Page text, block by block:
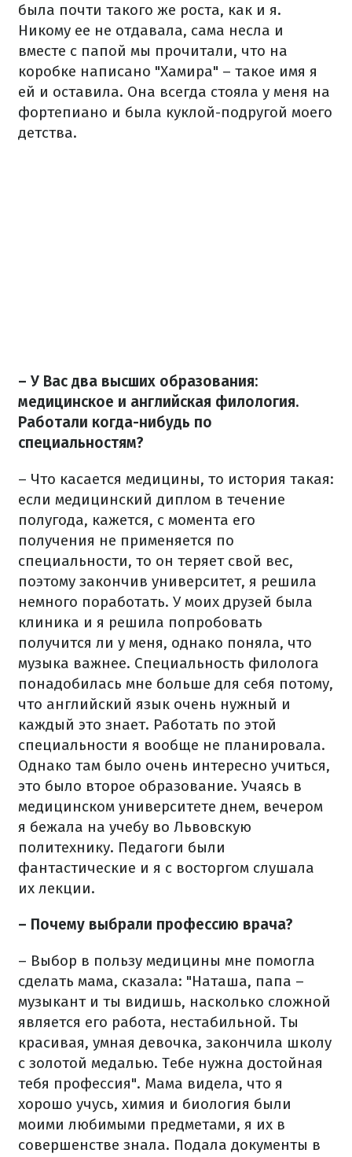
была почти такого же роста, как и я.
Никому ее не отдавала, сама несла и
вместе с папой мы прочитали, что на
коробке написано "Хамира" – такое имя я
ей и оставила. Она всегда стояла у меня на
фортепиано и была куклой-подругой моего
детства.
– У Вас два высших образования:
медицинское и английская филология.
Работали когда-нибудь по
специальностям?
– Что касается медицины, то история такая:
если медицинский диплом в течение
полугода, кажется, с момента его
получения не применяется по
специальности, то он теряет свой вес,
поэтому закончив университет, я решила
немного поработать. У моих друзей была
клиника и я решила попробовать
получится ли у меня, однако поняла, что
музыка важнее. Специальность филолога
понадобилась мне больше для себя потому,
что английский язык очень нужный и
каждый это знает. Работать по этой
специальности я вообще не планировала.
Однако там было очень интересно учиться,
это было второе образование. Учаясь в
медицинском университете днем, вечером
я бежала на учебу во Львовскую
политехнику. Педагоги были
фантастические и я с восторгом слушала
их лекции.
– Почему выбрали профессию врача?
– Выбор в пользу медицины мне помогла
сделать мама, сказала: "Наташа, папа –
музыкант и ты видишь, насколько сложной
является его работа, нестабильной. Ты
красивая, умная девочка, закончила школу
с золотой медалью. Тебе нужна достойная
тебя профессия". Мама видела, что я
хорошо учусь, химия и биология были
моими любимыми предметами, я их в
совершенстве знала. Подала документы в